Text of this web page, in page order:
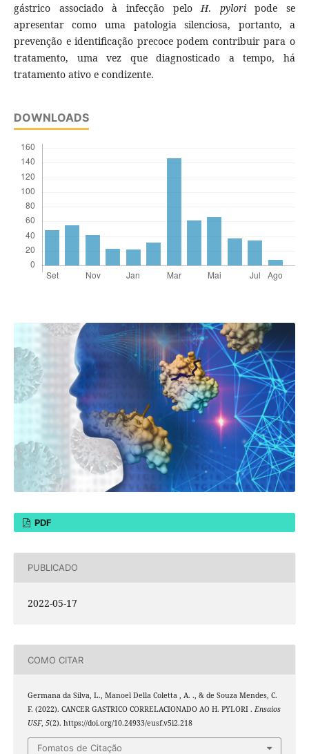
gástrico associado à infecção peloH. pyloripode se
apresentar como uma patologia silenciosa, portanto, a
prevenção e identificação precoce podem contribuir para o
tratamento, uma vez que diagnosticado a tempo, há
tratamento ativo e condizente.
DOWNLOADS
PDF
PUBLICADO
2022-05-17
COMO CITAR
Germana da Silva, L., Manoel Della Coletta , A. ., & de Souza Mendes, C.
F. (2022). CANCER GASTRICO CORRELACIONADO AO H. PYLORI . Ensaios
USF, 5(2). https://doi.org/10.24933/eusf.v5i2.218
Fomatos de Citação